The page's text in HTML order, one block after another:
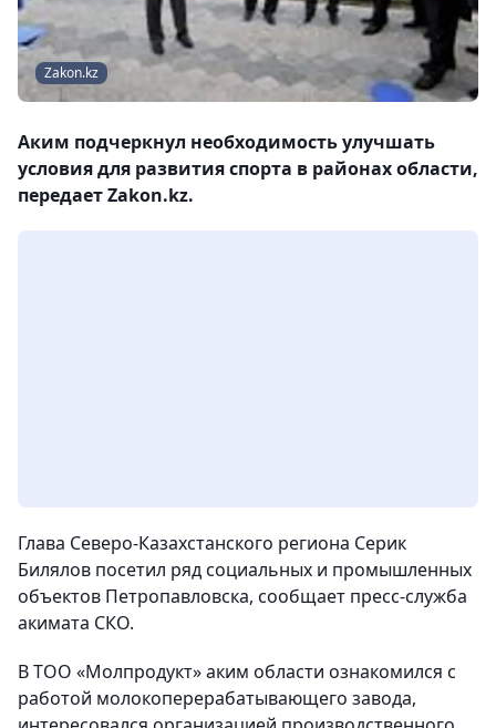
Zakon.kz
Аким подчеркнул необходимость улучшать
условия для развития спорта в районах области,
передает Zakon.kz.
Глава Северо-Казахстанского региона Серик
Билялов посетил ряд социальных и промышленных
объектов Петропавловска, сообщает пресс-служба
акимата СКО.
В ТОО «Молпродукт» аким области ознакомился с
работой молокоперерабатывающего завода,